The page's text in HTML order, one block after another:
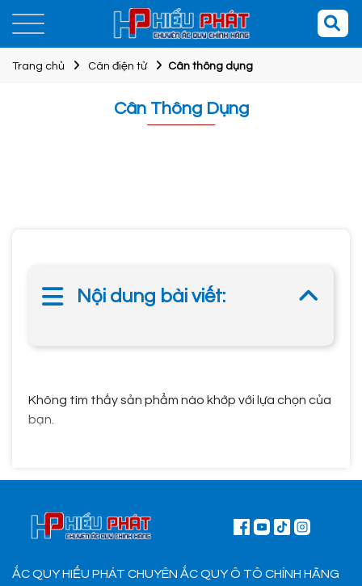
Trang chủ Cân điện tử Cân thông dụng
Cân Thông Dụng
Nội dung bài viết:
Không tìm thấy sản phẩm nào khớp với lựa chọn của
bạn.
ẮC QUY HIẾU PHÁT CHUYÊN ẮC QUY Ô TÔ CHÍNH HÃNG